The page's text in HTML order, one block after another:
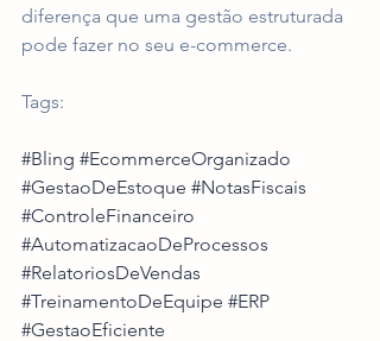
diferença que uma gestão estruturada
pode fazer no seu e-commerce.
Tags:
#Bling #EcommerceOrganizado
#GestaoDeEstoque #NotasFiscais
#ControleFinanceiro
#AutomatizacaoDeProcessos
#RelatoriosDeVendas
#TreinamentoDeEquipe #ERP
#GestaoEficiente